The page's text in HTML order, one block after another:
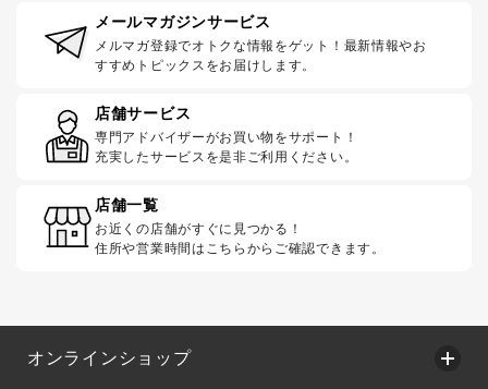
メールマガジンサービス
メルマガ登録でオトクな情報をゲット！最新情報やお
すすめトピックスをお届けします。
店舗サービス
専門アドバイザーがお買い物をサポート！
充実したサービスを是非ご利用ください。
店舗一覧
お近くの店舗がすぐに見つかる！
住所や営業時間はこちらからご確認できます。
オンラインショップ